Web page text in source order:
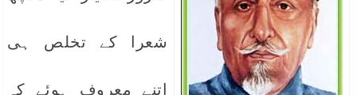
شعرا کے تخلص ہی
اتنے معروف ہوئے کہ